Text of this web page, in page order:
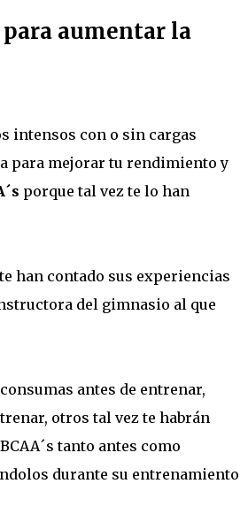
para aumentar la
intensos con o sin cargas
para mejorar tu rendimiento y
porque tal vez te lo han
han contado sus experiencias
del gimnasio al que
antes de entrenar,
otros tal vez te habrán
tanto antes como
durante su entrenamiento